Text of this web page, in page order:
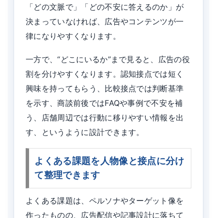
「どの文脈で」「どの不安に答えるのか」が
決まっていなければ、広告やコンテンツが一
律になりやすくなります。
一方で、“どこにいるか”まで見ると、広告の役
割を分けやすくなります。認知接点では短く
興味を持ってもらう、比較接点では判断基準
を示す、商談前後ではFAQや事例で不安を補
う、店舗周辺では行動に移りやすい情報を出
す、というように設計できます。
よくある課題を人物像と接点に分け
て整理できます
よくある課題は、ペルソナやターゲット像を
作ったものの、広告配信や記事設計に落ちて